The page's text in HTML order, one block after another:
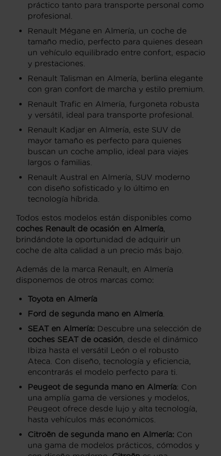
práctico tanto para transporte personal como
profesional.
Renault Mégane en Almería, un coche de
tamaño medio, perfecto para quienes desean
un vehículo equilibrado entre confort, espacio
y prestaciones.
Renault Talisman en Almería, berlina elegante
con gran confort de marcha y estilo premium.
Renault Trafic en Almería, furgoneta robusta
y versátil, ideal para transporte profesional.
Renault Kadjar en Almería, este SUV de
mayor tamaño es perfecto para quienes
buscan un coche amplio, ideal para viajes
largos o familias.
Renault Austral en Almería, SUV moderno
con diseño sofisticado y lo último en
tecnología híbrida.
Todos estos modelos están disponibles como
coches Renault de ocasión en Almería
brindándote la oportunidad de adquirir un
coche de alta calidad a un precio más bajo.
Además de la marca Renault, en Almería
disponemos de otros marcas como:
Toyota en Almería
Ford de segunda mano en Almería
SEAT en Almería: Descubre una selección de
coches SEAT de ocasión , desde el dinámico
Ibiza hasta el versátil León o el robusto
Ateca. Con diseño, tecnología y eficiencia,
encontrarás el modelo perfecto para ti.
Peugeot de segunda mano en Almería: Con
una amplía gama de versiones y modelos,
Peugeot ofrece desde lujo y alta tecnología,
hasta vehículos más económicos.
Citroën de segunda mano en Almería: Con
una gama de modelos prácticos, cómodos y